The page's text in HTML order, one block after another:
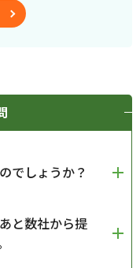
でしょうか？
と数社から提